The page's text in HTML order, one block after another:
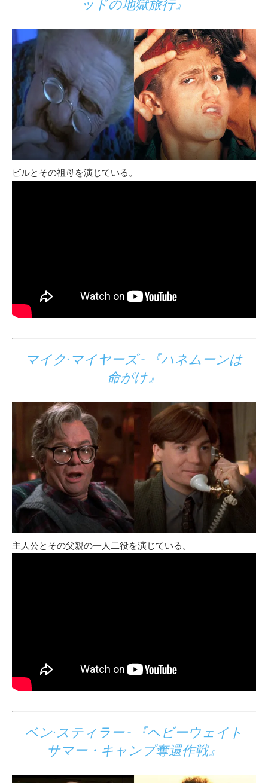
ッドの地獄旅行』
ビルとその祖母を演じている。
マイク·マイヤーズ - 『ハネムーンは
命がけ』
主人公とその父親の一人二役を演じている。
ベン·スティラー - 『ヘビーウェイト
サマー・キャンプ奪還作戦』